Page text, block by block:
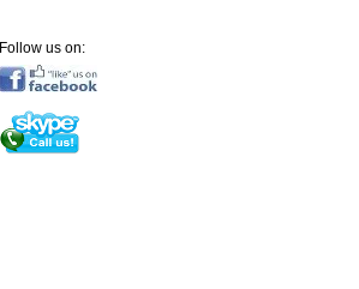
Follow us on: